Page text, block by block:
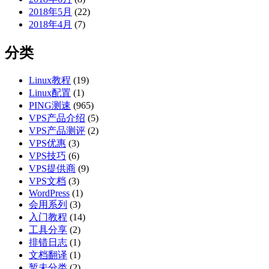
2018年5月 (22)
2018年4月 (7)
分类
Linux教程 (19)
Linux配置 (1)
PING测速 (965)
VPS产品介绍 (5)
VPS产品测评 (2)
VPS优惠 (3)
VPS技巧 (6)
VPS提供商 (9)
VPS文档 (3)
WordPress (1)
会用系列 (3)
入门教程 (14)
工具分享 (2)
排错日志 (1)
文档翻译 (1)